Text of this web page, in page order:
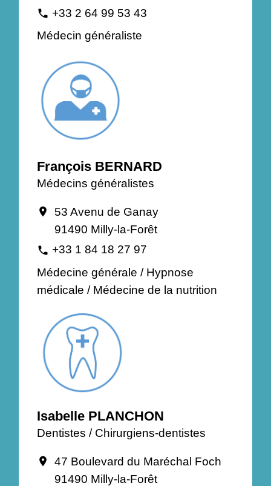
phone +33 2 64 99 53 43
Médecin généraliste
François BERNARD
Médecins généralistes
location_on
53 Avenu de Ganay
91490 Milly-la-Forêt
phone +33 1 84 18 27 97
Médecine générale / Hypnose
médicale / Médecine de la nutrition
Isabelle PLANCHON
Dentistes / Chirurgiens-dentistes
location_on
47 Boulevard du Maréchal Foch
91490 Milly-la-Forêt